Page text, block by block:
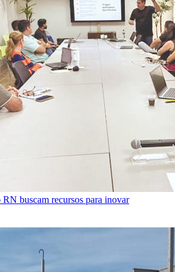
RN buscam recursos para inovar